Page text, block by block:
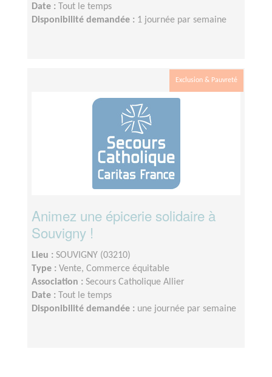
Date :
Tout le temps
Disponibilité demandée : 1 journée par semaine
Exclusion & Pauvreté
Animez une épicerie solidaire à
Souvigny !
Lieu : SOUVIGNY (03210)
Type : Vente, Commerce équitable
Association : Secours Catholique Allier
Date :
Tout le temps
Disponibilité demandée : une journée par semaine